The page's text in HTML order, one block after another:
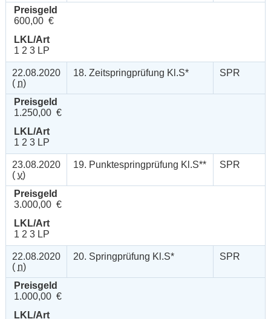
Preisgeld
600,00 €
LKL/Art
1 2 3 LP
22.08.2020
( n)
18. Zeitspringprüfung Kl.S* SPR
Preisgeld
1.250,00 €
LKL/Art
1 2 3 LP
23.08.2020
( v)
19. Punktespringprüfung Kl.S** SPR
Preisgeld
3.000,00 €
LKL/Art
1 2 3 LP
22.08.2020
( n)
20. Springprüfung Kl.S* SPR
Preisgeld
1.000,00 €
LKL/Art